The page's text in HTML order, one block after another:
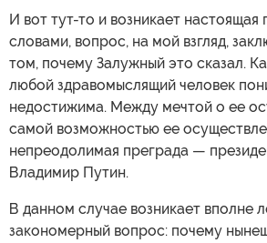
И вот тут-то и возникает
словами, вопрос, на мой взгляд,
том, почему Залужный это сказал.
любой здравомыслящий человек
недостижима. Между мечтой о ее
самой возможностью ее
непреодолимая преграда —
Владимир Путин.
В данном случае возникает вполне
закономерный вопрос: почему